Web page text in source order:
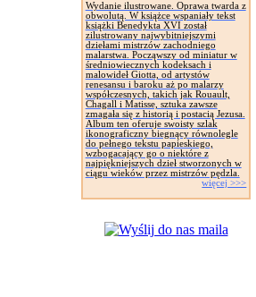
Wydanie ilustrowane. Oprawa twarda z
obwolutą. W książce wspaniały tekst
książki Benedykta XVI został
zilustrowany najwybitniejszymi
dziełami mistrzów zachodniego
malarstwa. Począwszy od miniatur w
średniowiecznych kodeksach i
malowideł Giotta, od artystów
renesansu i baroku aż po malarzy
współczesnych, takich jak Rouault,
Chagall i Matisse, sztuka zawsze
zmagała się z historią i postacią Jezusa.
Album ten oferuje swoisty szlak
ikonograficzny biegnący równolegle
do pełnego tekstu papieskiego,
wzbogacający go o niektóre z
najpiękniejszych dzieł stworzonych w
ciągu wieków przez mistrzów pędzla.
więcej >>>